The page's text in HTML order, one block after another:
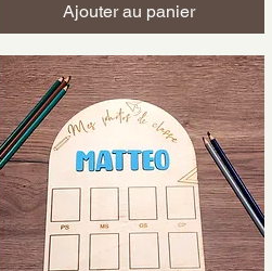
Ajouter au panier